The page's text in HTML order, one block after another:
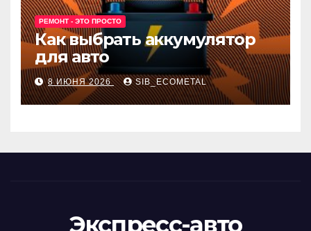
РЕМОНТ - ЭТО ПРОСТО
Как выбрать аккумулятор
для авто
8 ИЮНЯ 2026 SIB_ECOMETAL
Экспресс-авто